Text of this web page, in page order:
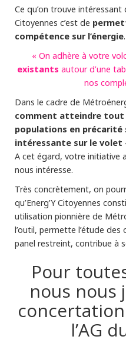
Ce qu’on trouve intéressant
Citoyennes c’est de
compétence sur l’énergie
« On adhère à votre
existants autour d’une
nos
Dans le cadre de
comment atteindre
populations en précarité
intéressante sur le volet
A cet égard, votre initiative
nous intéresse.
Très concrètement, on
qu’Energ’Y Citoyennes
utilisation pionnière de
l’outil, permette l’étude
panel restreint, contribue à
Pour
nous nous
l’AG